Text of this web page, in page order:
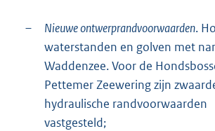
– Nieuwe ontwerprandvoorwaarden.
waterstanden en golven met
Waddenzee. Voor de
Pettemer Zeewering zijn
hydraulische randvoorwaarden
vastgesteld;